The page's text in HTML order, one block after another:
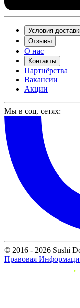
Условия
Отзывы
О нас
Контакты
Партнёрства
Вакансии
Акции
Мы в соц. сетях:
© 2016 - 2026 Sushi
Правовая